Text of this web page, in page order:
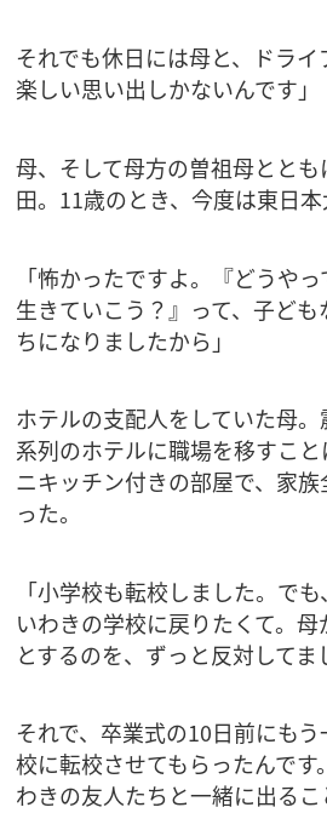
それでも休日には母と、ドライ
楽しい思い出しかないんです」
母、そして母方の曽祖母とと
田。11歳のとき、今度は東日本
「怖かったですよ。『どうや
生きていこう？』って、子ど
ちになりましたから」
ホテルの支配人をしていた母
系列のホテルに職場を移すこ
ニキッチン付きの部屋で、家
った。
「小学校も転校しました。でも
いわきの学校に戻りたくて。
とするのを、ずっと反対してま
それで、卒業式の10日前にも
校に転校させてもらったんで
わきの友人たちと一緒に出るこ